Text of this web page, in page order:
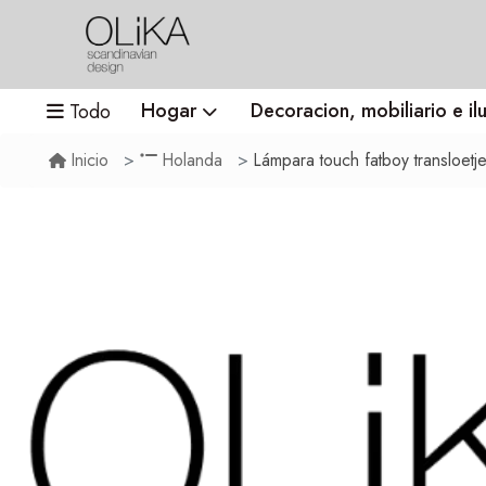
Todo Hogar Decoracion, mobiliario e
Inicio Holanda Lámpara touch fatboy